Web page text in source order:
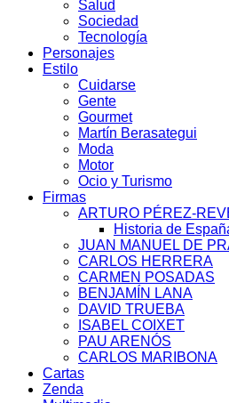
Salud
Sociedad
Tecnología
Personajes
Estilo
Cuidarse
Gente
Gourmet
Martín Berasategui
Moda
Motor
Ocio y Turismo
Firmas
ARTURO PÉREZ-
Historia de
JUAN MANUEL DE
CARLOS HERRERA
CARMEN POSADAS
BENJAMÍN LANA
DAVID TRUEBA
ISABEL COIXET
PAU ARENÓS
CARLOS MARIBONA
Cartas
Zenda